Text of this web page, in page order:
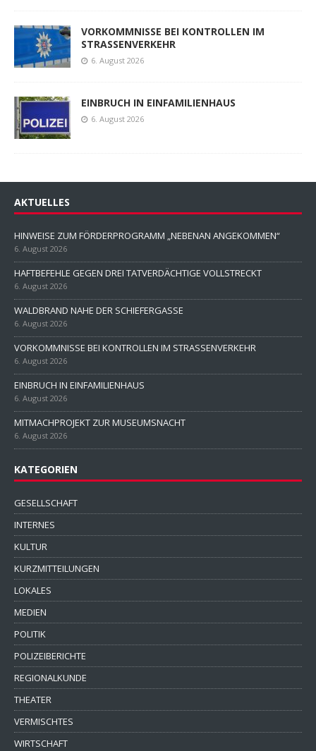
VORKOMMNISSE BEI KONTROLLEN IM
STRASSENVERKEHR
6. August 2026
EINBRUCH IN EINFAMILIENHAUS
6. August 2026
AKTUELLES
HINWEISE ZUM FÖRDERPROGRAMM „NEBENAN ANGEKOMMEN“
6. August 2026
HAFTBEFEHLE GEGEN DREI TATVERDÄCHTIGE VOLLSTRECKT
6. August 2026
WALDBRAND NAHE DER SCHIEFERGASSE
6. August 2026
VORKOMMNISSE BEI KONTROLLEN IM STRASSENVERKEHR
6. August 2026
EINBRUCH IN EINFAMILIENHAUS
6. August 2026
MITMACHPROJEKT ZUR MUSEUMSNACHT
6. August 2026
KATEGORIEN
GESELLSCHAFT
INTERNES
KULTUR
KURZMITTEILUNGEN
LOKALES
MEDIEN
POLITIK
POLIZEIBERICHTE
REGIONALKUNDE
THEATER
VERMISCHTES
WIRTSCHAFT